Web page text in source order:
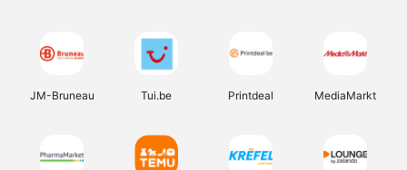
JM-Bruneau Tui.be Printdeal MediaMarkt